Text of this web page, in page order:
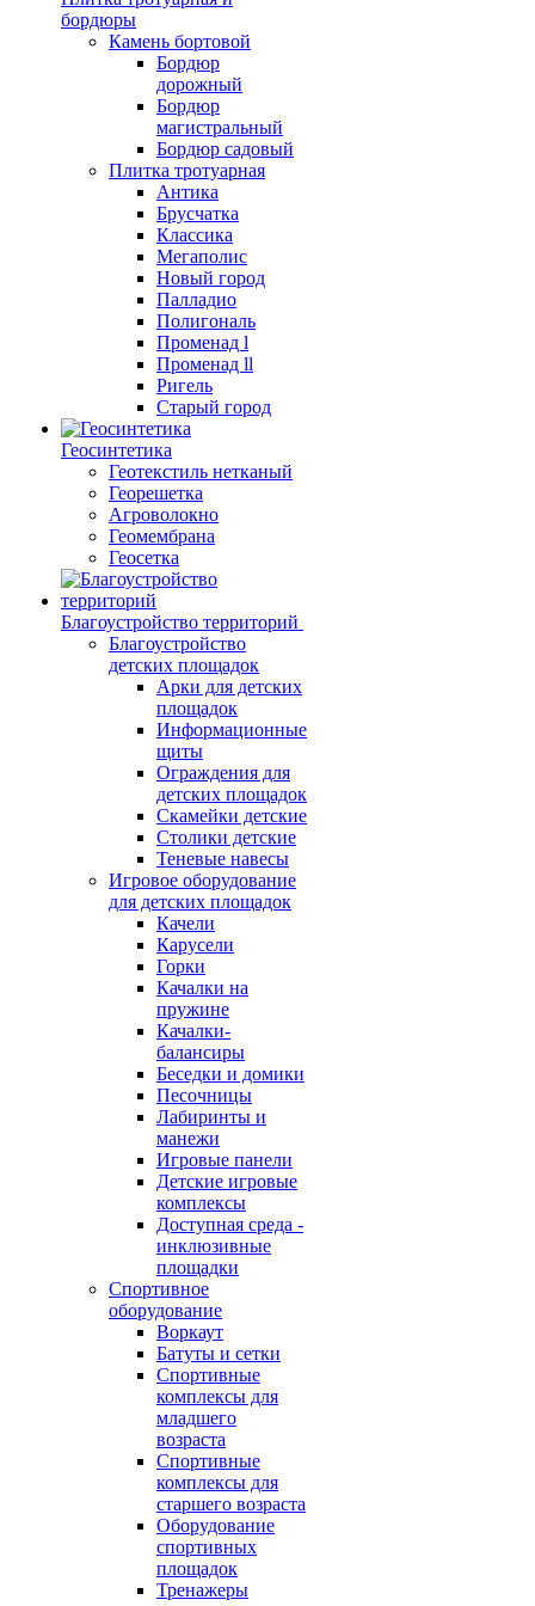
бордюры
Камень бортовой
Бордюр
дорожный
Бордюр
магистральный
Бордюр садовый
Плитка тротуарная
Антика
Брусчатка
Классика
Мегаполис
Новый город
Палладио
Полигональ
Променад l
Променад ll
Ригель
Старый город
Геосинтетика
Геотекстиль нетканый
Георешетка
Агроволокно
Геомембрана
Геосетка
Благоустройство территорий
Благоустройство
детских площадок
Арки для детских
площадок
Информационные
щиты
Ограждения для
детских площадок
Скамейки детские
Столики детские
Теневые навесы
Игровое оборудование
для детских площадок
Качели
Карусели
Горки
Качалки на
пружине
Качалки-
балансиры
Беседки и домики
Песочницы
Лабиринты и
манежи
Игровые панели
Детские игровые
комплексы
Доступная среда -
инклюзивные
площадки
Спортивное
оборудование
Воркаут
Батуты и сетки
Спортивные
комплексы для
младшего
возраста
Спортивные
комплексы для
старшего возраста
Оборудование
спортивных
площадок
Тренажеры